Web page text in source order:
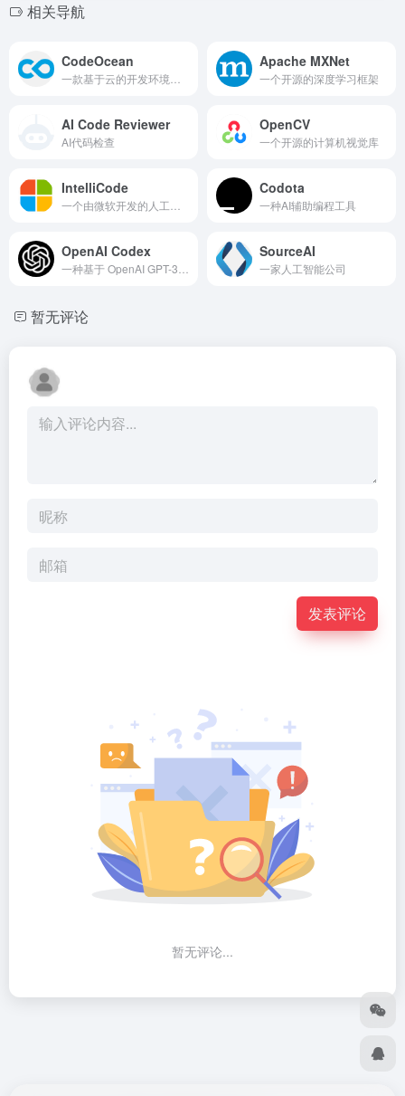
相关导航
CodeOcean Apache MXNet
一个开源的深度学习框架
AI Code Reviewer
AI代码检查
OpenCV
一个开源的计算机视觉库
IntelliCode Codota
一种AI辅助编程工具
OpenAI Codex SourceAI
一家人工智能公司
暂无评论
发表评论
暂无评论...